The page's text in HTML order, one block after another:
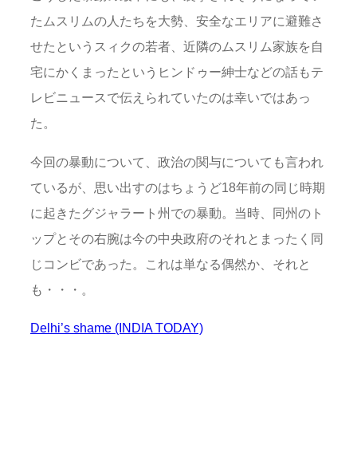
たムスリムの人たちを大勢、安全なエリアに避難さ
せたというスィクの若者、近隣のムスリム家族を自
宅にかくまったというヒンドゥー紳士などの話もテ
レビニュースで伝えられていたのは幸いではあっ
た。
今回の暴動について、政治の関与についても言われ
ているが、思い出すのはちょうど18年前の同じ時期
に起きたグジャラート州での暴動。当時、同州のト
ップとその右腕は今の中央政府のそれとまったく同
じコンビであった。これは単なる偶然か、それと
も・・・。
Delhi’s shame (INDIA TODAY)